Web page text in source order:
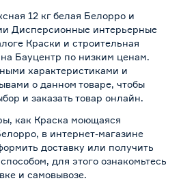
12 кг белая Белорро и
Дисперсионные интерьерные
Краски и строительная
Бауцентр по низким ценам.
характеристиками и
о данном товаре, чтобы
и заказать товар онлайн.
как Краска моющаяся
в интернет-магазине
доставку или получить
для этого ознакомьтесь
и самовывозе.